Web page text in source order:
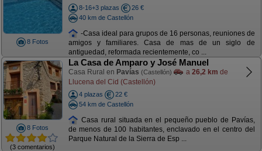
8 Fotos
8-16+3 plazas
26 €
40 km de Castellón
-Casa ideal para grupos de 16 personas, reuniones de
amigos y familiares. Casa de mas de un siglo de
antiguedad, reformada recientemente, co ...
8 Fotos
(3 comentarios)
La Casa de Amparo y José Manuel
Casa Rural en Pavías (Castellón) a 26,2 km de
Llucena del Cid (Castellón)
4 plazas
22 €
54 km de Castellón
Casa rural situada en el pequeño pueblo de Pavías,
de menos de 100 habitantes, enclavado en el centro del
Parque Natural de la Sierra de Esp ...